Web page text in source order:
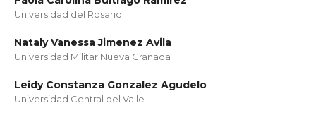
Universidad del Rosario
Nataly Vanessa Jimenez Avila
Universidad Militar Nueva Granada
Leidy Constanza Gonzalez Agudelo
Universidad Central del Valle